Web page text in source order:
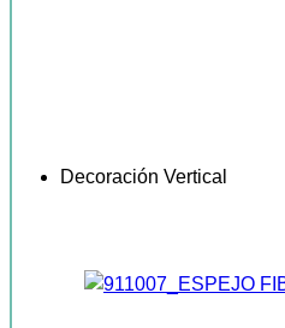
Decoración Vertical